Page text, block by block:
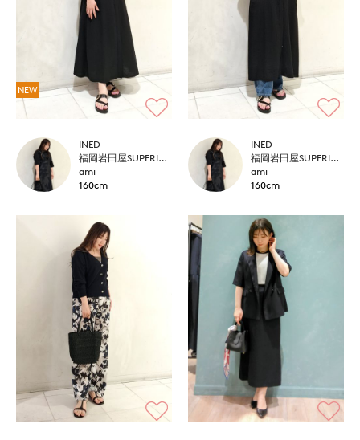
NEW
INED
福岡岩田屋SUPERIOR CLOSET
ami
160cm
INED
福岡岩田屋SUPERIOR CLOSET
ami
160cm